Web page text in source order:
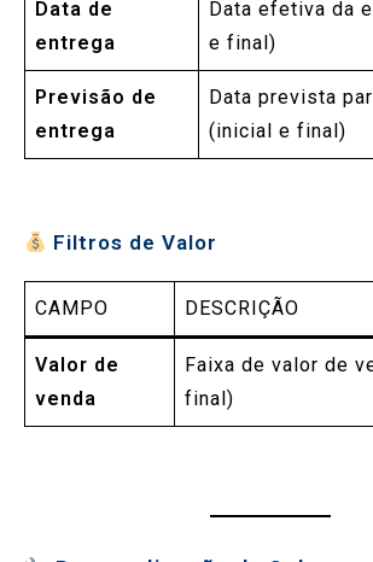
Data de
entrega
Data efetiva da
e final)
Previsão de
entrega
Data prevista
(inicial e final)
Filtros de Valor
CAMPO DESCRIÇÃO
Valor de
venda
Faixa de valor de
final)